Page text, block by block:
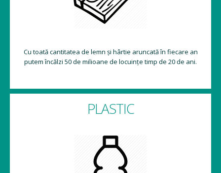
Cu toată cantitatea de lemn și hârtie aruncată în fiecare an
putem încălzi 50 de milioane de locuințe timp de 20 de ani.
PLASTIC